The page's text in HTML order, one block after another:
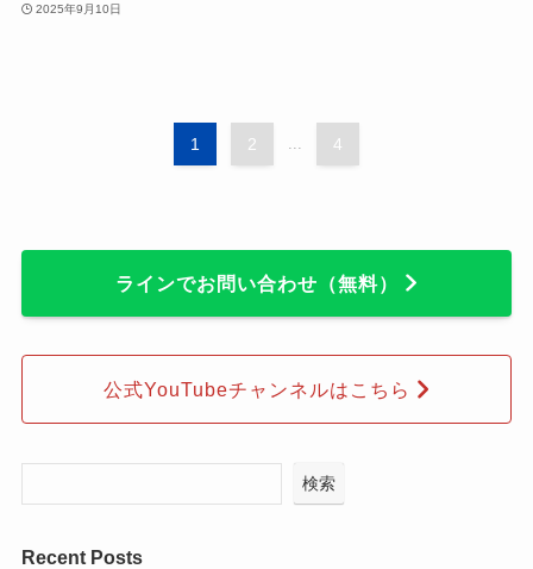
2025年9月10日
1 2 ... 4
ラインでお問い合わせ（無料）
公式YouTubeチャンネルはこちら
検索
Recent Posts